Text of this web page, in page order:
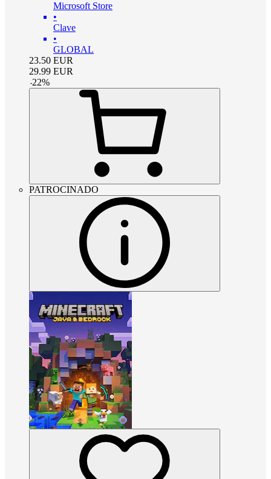
Microsoft Store
•
Clave
•
GLOBAL
23.50 EUR
29.99 EUR
-22%
PATROCINADO